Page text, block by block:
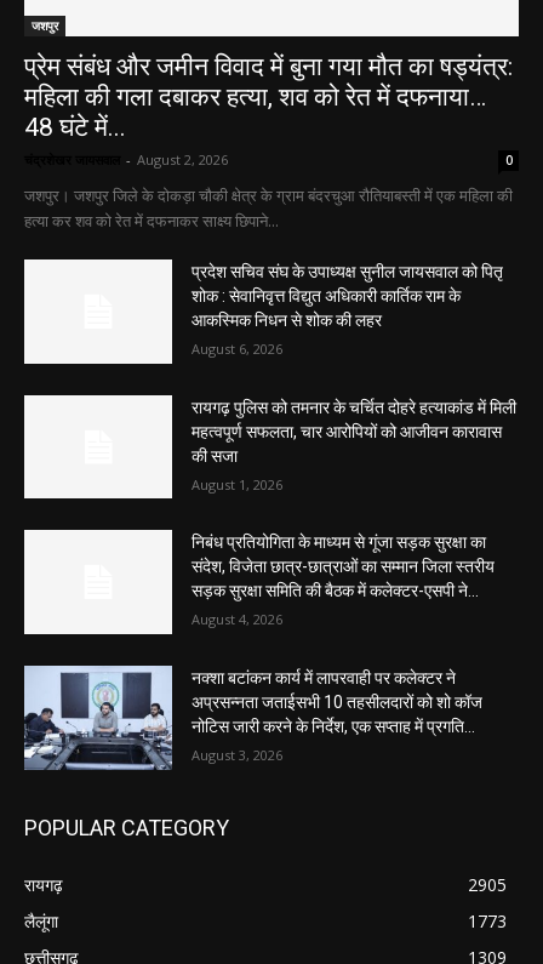
जशपुर
प्रेम संबंध और जमीन विवाद में बुना गया मौत का षड्यंत्र:
महिला की गला दबाकर हत्या, शव को रेत में दफनाया…
48 घंटे में...
- August 2, 2026 0
जशपुर। जशपुर जिले के दोकड़ा चौकी क्षेत्र के ग्राम बंदरचुआ रौतियाबस्ती में एक महिला की
हत्या कर शव को रेत में दफनाकर साक्ष्य छिपाने...
प्रदेश सचिव संघ के उपाध्यक्ष सुनील जायसवाल को पितृ
शोक : सेवानिवृत्त विद्युत अधिकारी कार्तिक राम के
आकस्मिक निधन से शोक की लहर
August 6, 2026
रायगढ़ पुलिस को तमनार के चर्चित दोहरे हत्याकांड में मिली
महत्वपूर्ण सफलता, चार आरोपियों को आजीवन कारावास
की सजा
August 1, 2026
निबंध प्रतियोगिता के माध्यम से गूंजा सड़क सुरक्षा का
संदेश, विजेता छात्र-छात्राओं का सम्मान जिला स्तरीय
सड़क सुरक्षा समिति की बैठक में कलेक्टर-एसपी ने...
August 4, 2026
नक्शा बटांकन कार्य में लापरवाही पर कलेक्टर ने
अप्रसन्नता जताईसभी 10 तहसीलदारों को शो कॉज
नोटिस जारी करने के निर्देश, एक सप्ताह में प्रगति...
August 3, 2026
POPULAR CATEGORY
रायगढ़
2905
लैलूंगा
1773
छत्तीसगढ़
1309